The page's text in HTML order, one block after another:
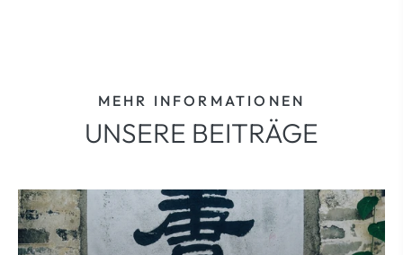
MEHR INFORMATIONEN
UNSERE BEITRÄGE